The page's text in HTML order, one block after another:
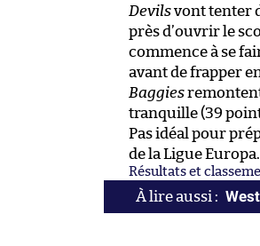
Devilsvont tenter
près d’ouvrir le
commence à se
avant de frapper
Baggiesremontent
tranquille (39
Pas idéal pour
de la Ligue
Résultats et